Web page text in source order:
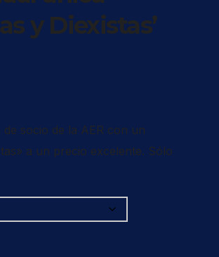
y Diexistas’
socio de la AER con un
a un precio excelente. Sólo